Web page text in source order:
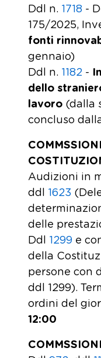
Ddl n. 1718 -
175/2025,
fonti
gennaio)
Ddl n. 1182 -
dello
lavoro (dalla
concluso
Audizioni in
ddl 1623
delle
Ddl 1299 e
della
persone con
ddl 1299).
ordini del
12:00